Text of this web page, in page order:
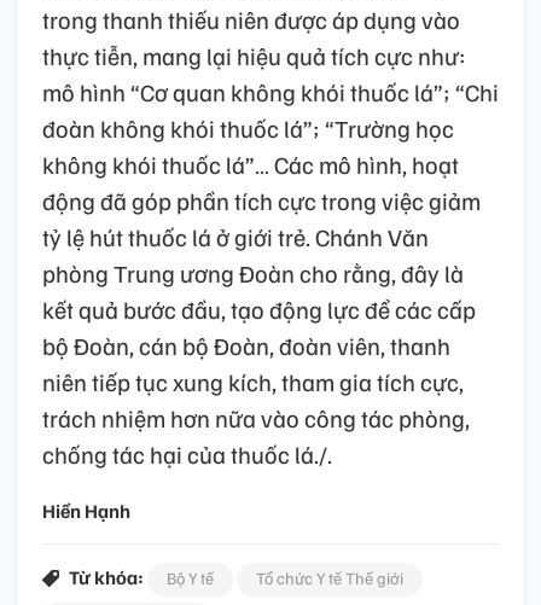
trong thanh thiếu niên được áp dụng vào
thực tiễn, mang lại hiệu quả tích cực như:
mô hình “Cơ quan không khói thuốc lá”; “Chi
đoàn không khói thuốc lá”; “Trường học
không khói thuốc lá”… Các mô hình, hoạt
động đã góp phần tích cực trong việc giảm
tỷ lệ hút thuốc lá ở giới trẻ. Chánh Văn
phòng Trung ương Đoàn cho rằng, đây là
kết quả bước đầu, tạo động lực để các cấp
bộ Đoàn, cán bộ Đoàn, đoàn viên, thanh
niên tiếp tục xung kích, tham gia tích cực,
trách nhiệm hơn nữa vào công tác phòng,
chống tác hại của thuốc lá./.
Hiền Hạnh
Từ khóa: Bộ Y tế
Tổ chức Y tế Thế giới